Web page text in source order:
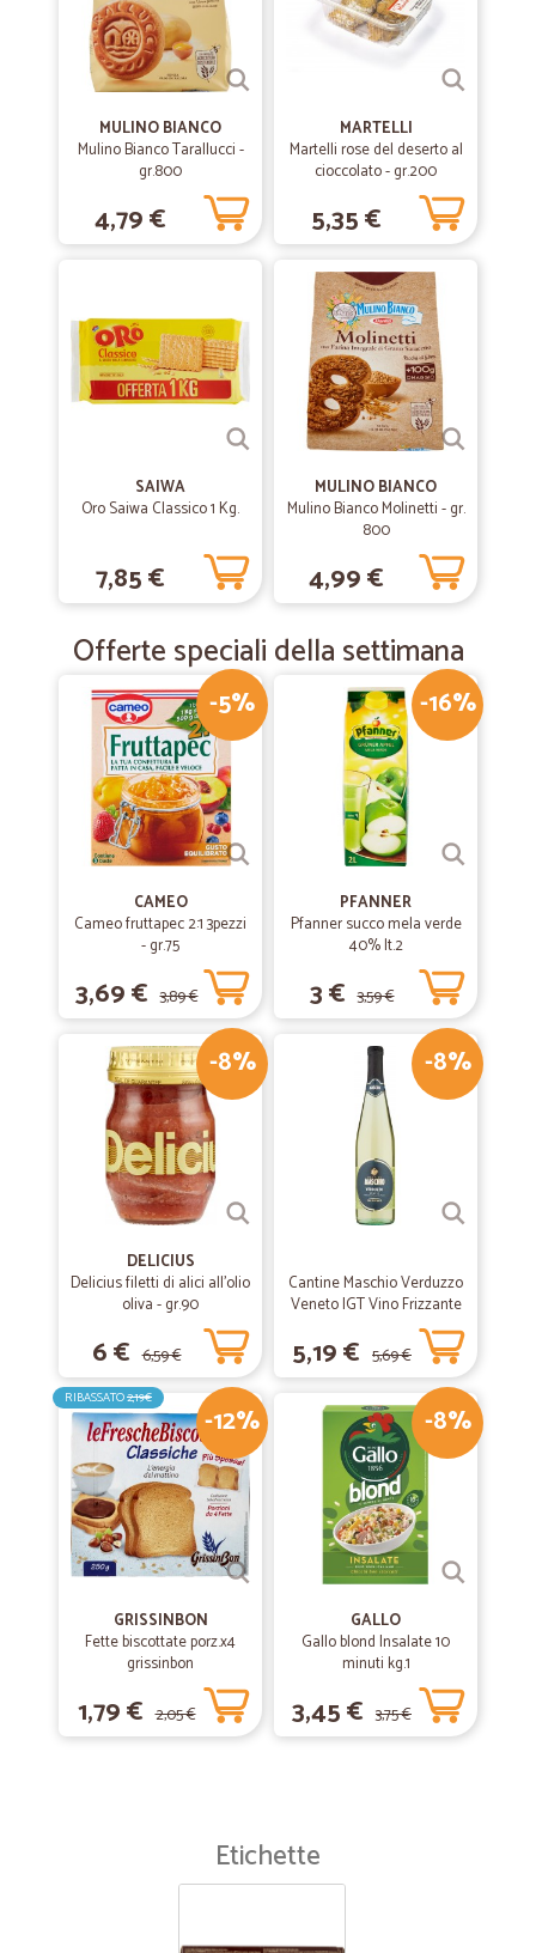
MULINO BIANCO
Mulino Bianco Tarallucci -
gr.800
4,79 €
MARTELLI
Martelli rose del deserto al
cioccolato - gr.200
5,35 €
SAIWA
Oro Saiwa Classico 1 Kg.
7,85 €
MULINO BIANCO
Mulino Bianco Molinetti - gr.
800
4,99 €
Offerte speciali della settimana
-5%
CAMEO
Cameo fruttapec 2:1 3pezzi
- gr.75
3,69 € 3,89 €
-16%
PFANNER
Pfanner succo mela verde
40% lt.2
3 € 3,59 €
-8%
DELICIUS
Delicius filetti di alici all'olio
oliva - gr.90
6 € 6,59 €
-8%
Cantine Maschio Verduzzo
Veneto IGT Vino Frizzante
5,19 € 5,69 €
-12%
RIBASSATO2,19€
GRISSINBON
Fette biscottate porz.x4
grissinbon
1,79 € 2,05 €
-8%
GALLO
Gallo blond Insalate 10
minuti kg.1
3,45 € 3,75 €
Etichette